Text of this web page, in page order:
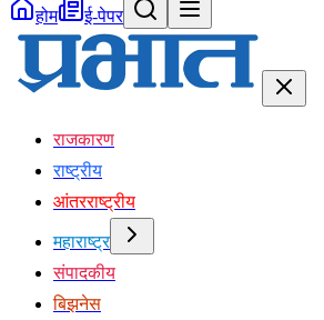
होम ई-पेपर
राजकारण
राष्ट्रीय
आंतरराष्ट्रीय
महाराष्ट्र
संपादकीय
बिझनेस